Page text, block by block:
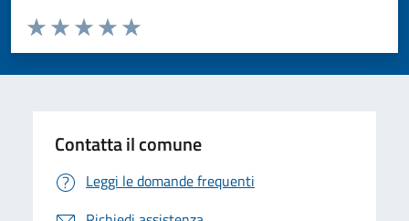
Valuta da 1 a 5 stelle la pagina
Valuta 5 stelle su 5
Valuta 4 stelle su 5
Valuta 3 stelle su 5
Valuta 2 stelle su 5
Valuta 1 stelle su 5
Contatta il comune
Leggi le domande frequenti